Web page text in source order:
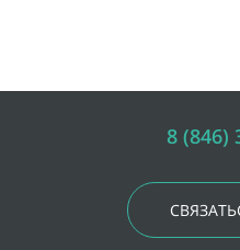
8 (846)